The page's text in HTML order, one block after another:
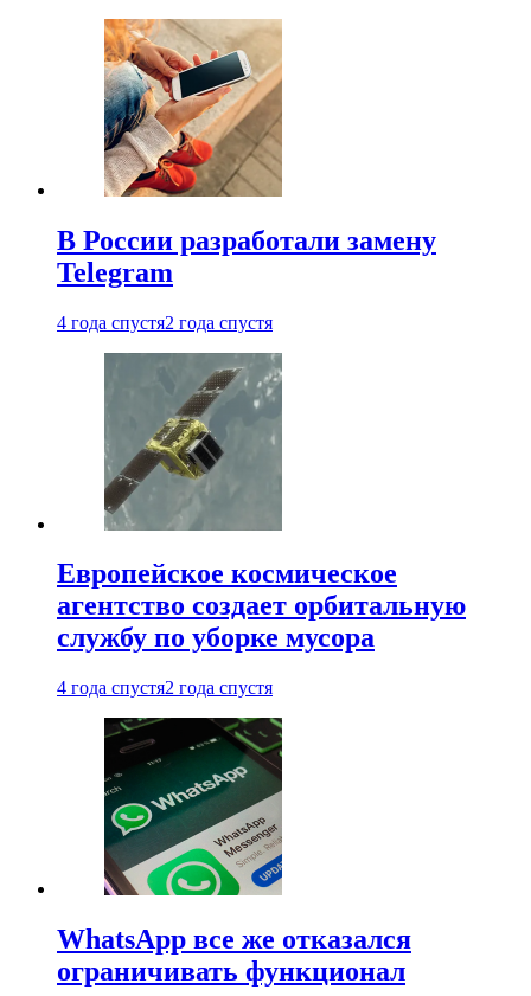
В России разработали замену
Telegram
4 года спустя2 года спустя
Европейское космическое
агентство создает орбитальную
службу по уборке мусора
4 года спустя2 года спустя
WhatsApp все же отказался
ограничивать функционал